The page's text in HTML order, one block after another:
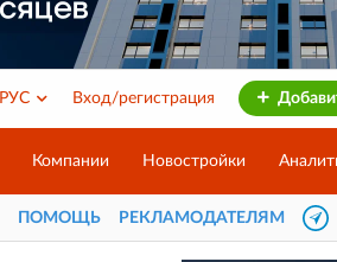
РУС Вход/регистрация
Компании Новостройки
ПОМОЩЬ РЕКЛАМОДАТЕЛЯМ